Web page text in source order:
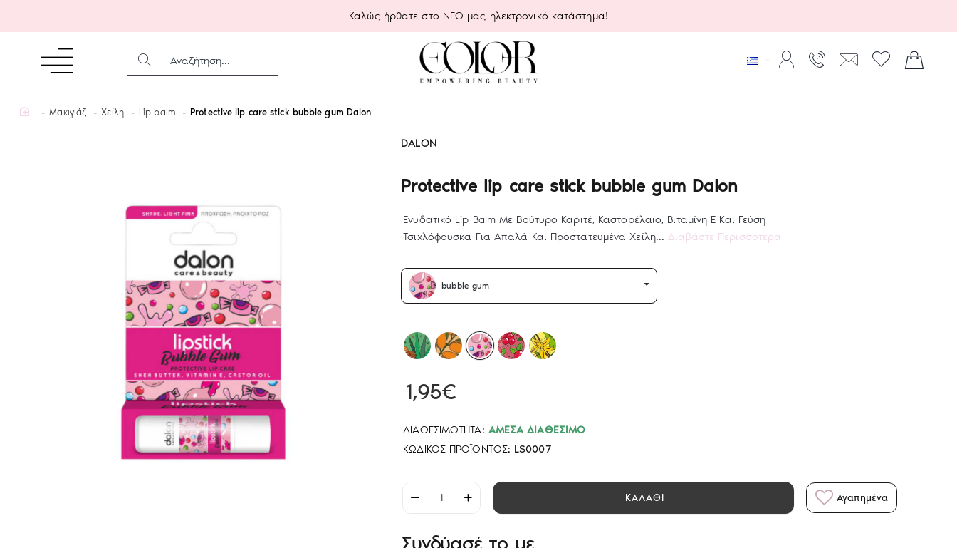
Καλώς ήρθατε στο ΝΕΟ μας ηλεκτρονικό κατάστημα!
ΑΝΑΖΉΤΗΣΗ...
homeΜακιγιάζ Χείλη Lip balm Protective lip care stick bubble gum Dalon
DALON
Protective lip care stick bubble gum Dalon
Ενυδατικό Lip Balm Με Βούτυρο Καριτέ, Καστορέλαιο, Βιταμίνη Ε Και Γεύση
Τσιχλόφουσκα Για Απαλά Και Προστατευμένα Χείλη...Διαβάστε Περισσότερα
ΔΙΑΘΕΣΙΜΌΤΗΤΑ: ΆΜΕΣΑ ΔΙΑΘΈΣΙΜΟ
ΚΩΔΙΚΌΣ ΠΡΟΪΌΝΤΟΣ: LS0007
1,95€
bubble gum
ΚΑΛΑΘΙ Αγαπημένα